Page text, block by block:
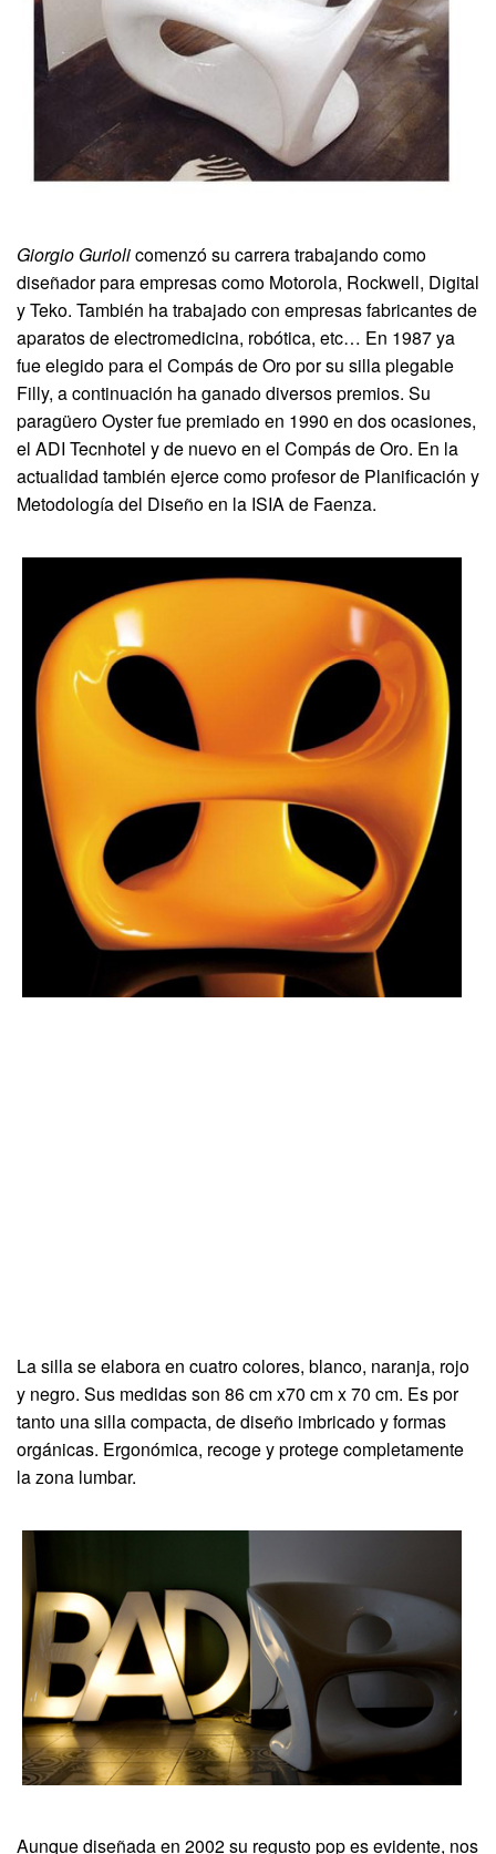
Giorgio Guriolicomenzó su carrera trabajando como
diseñador para empresas como Motorola, Rockwell, Digital
y Teko. También ha trabajado con empresas fabricantes de
aparatos de electromedicina, robótica, etc… En 1987 ya
fue elegido para el Compás de Oro por su silla plegable
Filly, a continuación ha ganado diversos premios. Su
paragüero Oyster fue premiado en 1990 en dos ocasiones,
el ADI Tecnhotel y de nuevo en el Compás de Oro. En la
actualidad también ejerce como profesor de Planificación y
Metodología del Diseño en la ISIA de Faenza.
La silla se elabora en cuatro colores, blanco, naranja, rojo
y negro. Sus medidas son 86 cm x70 cm x 70 cm. Es por
tanto una silla compacta, de diseño imbricado y formas
orgánicas. Ergonómica, recoge y protege completamente
la zona lumbar.
Aunque diseñada en 2002 su regusto pop es evidente, nos